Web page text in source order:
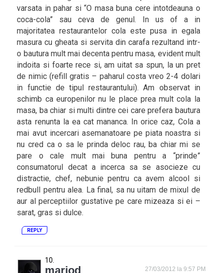
varsata in pahar si “O masa buna cere intotdeauna o
coca-cola” sau ceva de genul. In us of a in
majoritatea restaurantelor cola este pusa in egala
masura cu gheata si servita din carafa rezultand intr-
o bautura mult mai decenta pentru masa, evident mult
indoita si foarte rece si, am uitat sa spun, la un pret
de nimic (refill gratis – paharul costa vreo 2-4 dolari
in functie de tipul restaurantului). Am observat in
schimb ca europenilor nu le place prea mult cola la
masa, ba chiar si multi dintre cei care prefera bautura
asta renunta la ea cat mananca. In orice caz, Cola a
mai avut incercari asemanatoare pe piata noastra si
nu cred ca o sa le prinda deloc rau, ba chiar mi se
pare o cale mult mai buna pentru a “prinde”
consumatorul decat a incerca sa se asocieze cu
distractie, chef, nebunie pentru ca avem alcool si
redbull pentru alea. La final, sa nu uitam de mixul de
aur al perceptiilor gustative pe care mizeaza si ei –
sarat, gras si dulce.
REPLY
mariod 27/03/2012 la 9:57 PM